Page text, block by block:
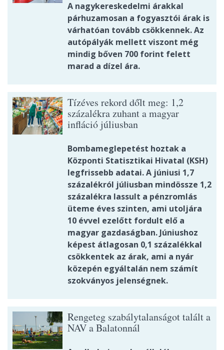
A nagykereskedelmi árakkal
párhuzamosan a fogyasztói árak is
várhatóan tovább csökkennek. Az
autópályák mellett viszont még
mindig bőven 700 forint felett
marad a dízel ára.
Tízéves rekord dőlt meg: 1,2
százalékra zuhant a magyar
infláció júliusban
Bombameglepetést hoztak a
Központi Statisztikai Hivatal (KSH)
legfrissebb adatai. A júniusi 1,7
százalékról júliusban mindössze 1,2
százalékra lassult a pénzromlás
üteme éves szinten, ami utoljára
10 évvel ezelőtt fordult elő a
magyar gazdaságban. Júniushoz
képest átlagosan 0,1 százalékkal
csökkentek az árak, ami a nyár
közepén egyáltalán nem számít
szokványos jelenségnek.
Rengeteg szabálytalanságot talált a
NAV a Balatonnál